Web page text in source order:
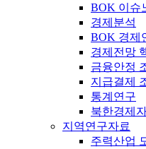
BOK 이슈
경제분석
BOK 경제
경제전망
금융안정
지급결제
통계연구
북한경제
지역연구자료
주력산업